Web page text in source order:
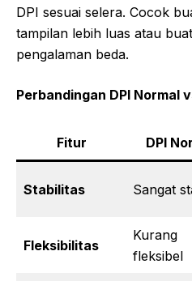
DPI sesuai selera. Cocok
tampilan lebih luas atau
pengalaman beda.
Perbandingan DPI Normal
Fitur DPI
Stabilitas Sangat
Fleksibilitas
Kurang
fleksibel